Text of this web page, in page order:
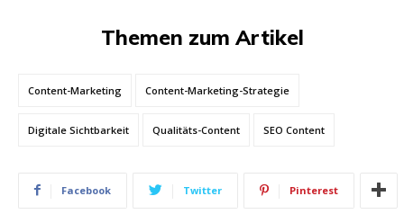
Themen zum Artikel
Content-Marketing Content-Marketing-Strategie
Digitale Sichtbarkeit Qualitäts-Content SEO Content
Facebook Twitter Pinterest